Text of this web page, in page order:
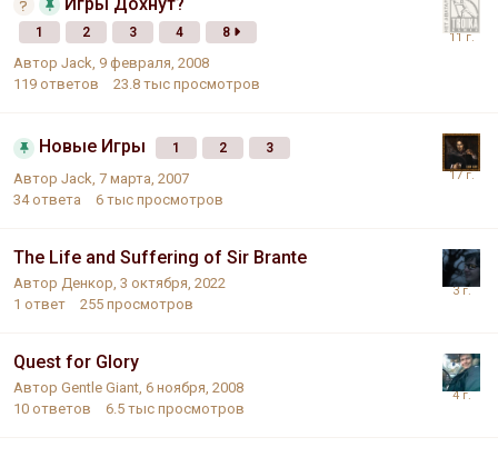
1 2 3 4 8
Автор Jack, 9 февраля, 2008
119 ответов 23.8 тыс просмотров
Новые Игры 1 2 3
Автор Jack, 7 марта, 2007
34 ответа 6 тыс просмотров
The Life and Suffering of Sir Brante
Автор Денкоp, 3 октября, 2022
1 ответ 255 просмотров
Quest for Glory
Автор Gentle Giant, 6 ноября, 2008
10 ответов 6.5 тыс просмотров